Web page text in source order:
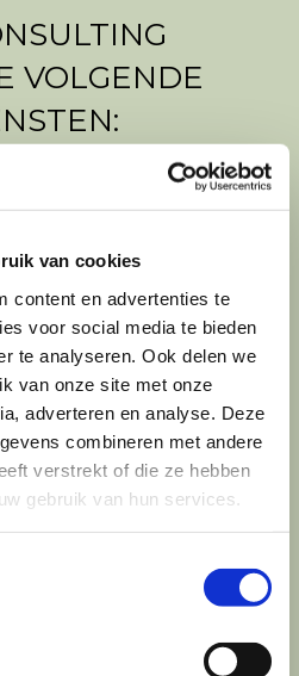
van cookies
content en advertenties te
voor social media te bieden
te analyseren. Ook delen we
van onze site met onze
adverteren en analyse. Deze
combineren met andere
verstrekt of die ze hebben
gebruik van hun services.
VOLGENDE
TRANSACTION
COORDINATOR